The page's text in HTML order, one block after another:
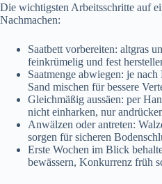
Die wichtigsten Arbeitsschritte auf
Nachmachen:
Saatbett vorbereiten: altgras
feinkrümelig und fest
Saatmenge abwiegen: je
Sand mischen für bessere
Gleichmäßig aussäen: per
nicht einharken, nur
Anwälzen oder antreten:
sorgen für sicheren
Erste Wochen im Blick
bewässern, Konkurrenz früh